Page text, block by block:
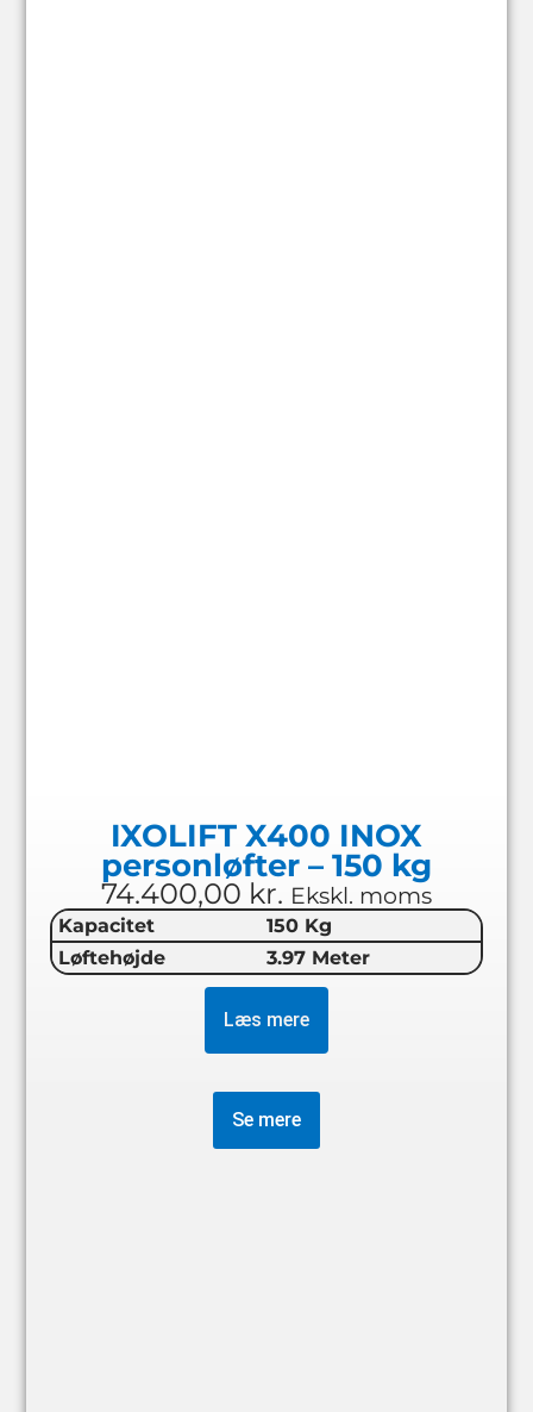
IXOLIFT X400 INOX
personløfter – 150 kg
74.400,00 kr. Ekskl. moms
Kapacitet
150 Kg
Løftehøjde
3.97 Meter
Læs mere
Se mere